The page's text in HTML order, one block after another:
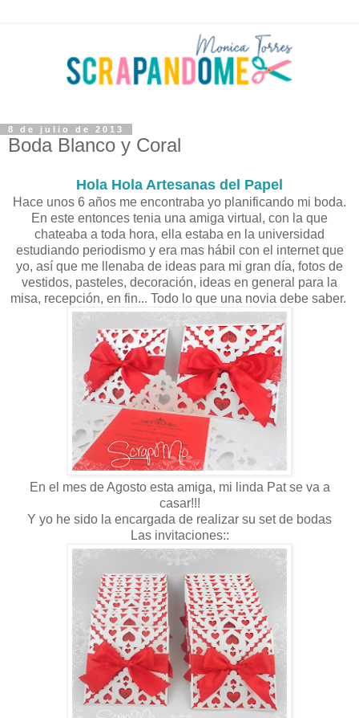
8 de julio de 2013
Boda Blanco y Coral
Hola Hola Artesanas del Papel
Hace unos 6 años me encontraba yo planificando mi boda.
En este entonces tenia una amiga virtual, con la que
chateaba a toda hora, ella estaba en la universidad
estudiando periodismo y era mas hábil con el internet que
yo, así que me llenaba de ideas para mi gran día, fotos de
vestidos, pasteles, decoración, ideas en general para la
misa, recepción, en fin... Todo lo que una novia debe saber.
En el mes de Agosto esta amiga, mi linda Pat se va a
casar!!!
Y yo he sido la encargada de realizar su set de bodas
Las invitaciones::